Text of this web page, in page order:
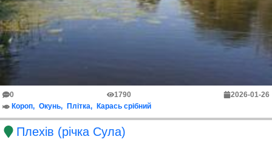
0 1790
2026-01-26
Короп
Окунь Плітка Карась срібний
Плехів (річка Сула)